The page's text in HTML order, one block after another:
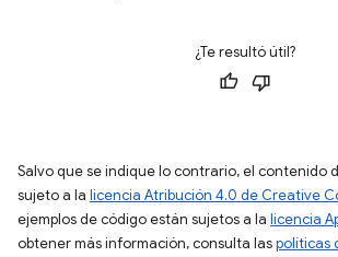
¿Te resultó útil?
Salvo que se indique lo contrario, el contenido
sujeto a la licencia Atribución 4.0 de Creative
ejemplos de código están sujetos a la licencia
obtener más información, consulta laspolíticas